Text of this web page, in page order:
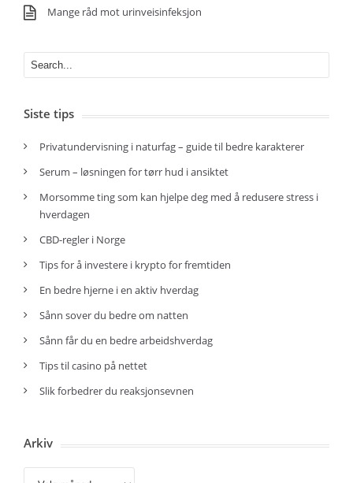
Mange råd mot urinveisinfeksjon
Siste tips
Privatundervisning i naturfag – guide til bedre karakterer
Serum – løsningen for tørr hud i ansiktet
Morsomme ting som kan hjelpe deg med å redusere stress i
hverdagen
CBD-regler i Norge
Tips for å investere i krypto for fremtiden
En bedre hjerne i en aktiv hverdag
Sånn sover du bedre om natten
Sånn får du en bedre arbeidshverdag
Tips til casino på nettet
Slik forbedrer du reaksjonsevnen
Arkiv